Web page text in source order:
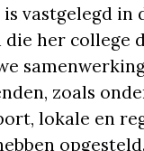
is vastgelegd in
her college
zoals
lokale en
opgesteld.